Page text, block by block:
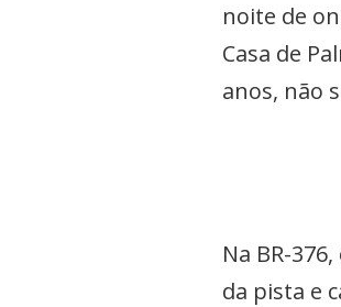
noite de
Casa de
anos, não
Na BR-
da pista e